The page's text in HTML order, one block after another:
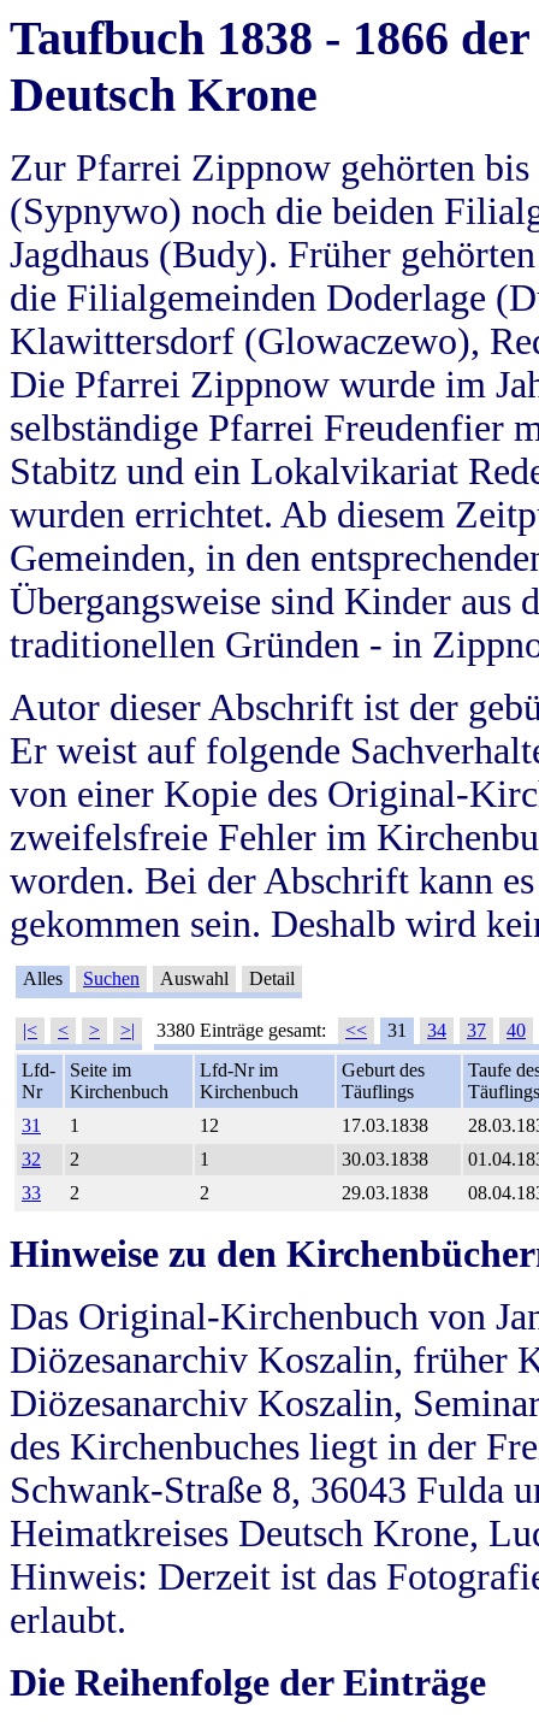
Taufbuch 1838 - 1866
Deutsch Krone
Zur Pfarrei Zippnow gehörten
(Sypnywo) noch die beiden
Jagdhaus (Budy). Früher
die Filialgemeinden Doderlage
Klawittersdorf (Glowaczewo),
Die Pfarrei Zippnow wurde im
selbständige Pfarrei Freudenfier
Stabitz und ein Lokalvikariat
wurden errichtet. Ab diesem
Gemeinden, in den
Übergangsweise sind Kinder aus
traditionellen Gründen - in
Autor dieser Abschrift ist der
Er weist auf folgende
von einer Kopie des Original-
zweifelsfreie Fehler im
worden. Bei der Abschrift kann
gekommen sein. Deshalb wird
Alles Suchen Auswahl Detail
|< < > >| 3380 Einträge gesamt: << 31 34 37
40
Lfd-
Nr
Seite im
Kirchenbuch
Lfd-Nr im
Kirchenbuch
Geburt des
Täuflings
Taufe
Täuflings
31
1 12 17.03.1838
32
2 1 30.03.1838
33
2 2 29.03.1838
Hinweise zu den
Das Original-Kirchenbuch von
Diözesanarchiv Koszalin, früher
Diözesanarchiv Koszalin,
des Kirchenbuches liegt in der
Schwank-Straße 8, 36043 Fulda
Heimatkreises Deutsch Krone,
Hinweis: Derzeit ist das
erlaubt.
Die Reihenfolge der Einträge